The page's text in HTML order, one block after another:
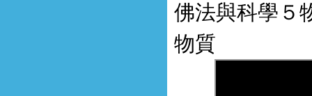
佛法與科學５
物質